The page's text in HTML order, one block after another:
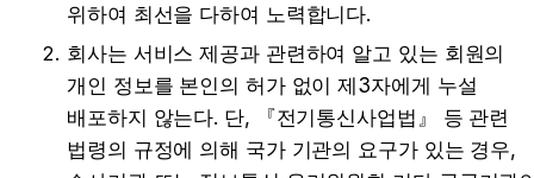
위하여 최선을 다하여 노력합니다.
회사는 서비스 제공과 관련하여 알고 있는 회원의
개인 정보를 본인의 허가 없이 제3자에게 누설
배포하지 않는다. 단, 『전기통신사업법』 등 관련
법령의 규정에 의해 국가 기관의 요구가 있는 경우,